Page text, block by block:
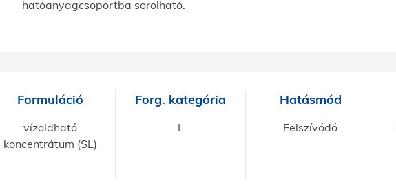
hatóanyagcsoportba sorolható.
Formuláció
vízoldható
koncentrátum (SL)
Forg. kategória
I.
Hatásmód
Felszívódó